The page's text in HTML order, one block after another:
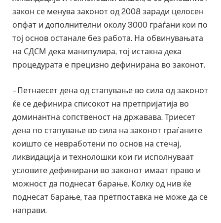
закон се менува законот од 2008 заради целосен
опфат и дополнителни околу 3000 граѓани кои по
тој основ останале без работа. На обвинувањата
на СДСМ дека манипулира, тој истакна дека
процедурата е прецизно дефинирана во законот.
– Петнаесет дена од стапување во сила од законот
ќе се дефинира списокот на претпријатија во
доминантна сопственост на државава. Триесет
дена по стапување во сила на законот граѓаните
коишто се невработени по основ на стечај,
ликвидација и технолошки кои ги исполнуваат
условите дефинирани во законот имаат право и
можност да поднесат барање. Колку од нив ќе
поднесат барање, таа претпоставка не може да се
направи.